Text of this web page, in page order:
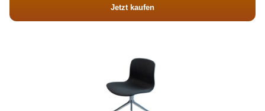
Jetzt kaufen